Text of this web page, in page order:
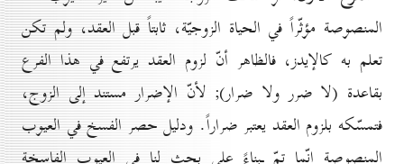
المنصوصة مؤثّراً في الحياة الزوجيّة، ثابتاً قبل العقد، ولم تكن
تعلم به كالإيدز، فالظاهر أنّ لزوم العقد يرتفع في هذا الفرع
بقاعدة (لا ضرر ولا ضرار); لأنّ الإضرار مستند إلى الزوج،
فتمسّكه بلزوم العقد يعتبر ضراراً. ودليل حصر الفسخ في العيوب
المنصوصة إنّما تمّ ـبناءً على بحث لنا في العيوب الفاسخة